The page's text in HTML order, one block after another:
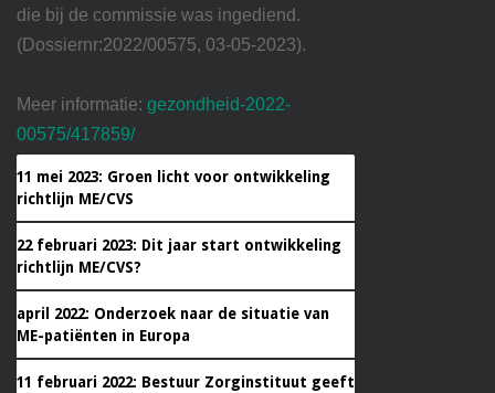
die bij de commissie was ingediend.
(Dossiernr:2022/00575, 03-05-2023).
Meer informatie: gezondheid-2022-
00575/417859/
11 mei 2023: Groen licht voor ontwikkeling
richtlijn ME/CVS
22 februari 2023: Dit jaar start ontwikkeling
richtlijn ME/CVS?
april 2022: Onderzoek naar de situatie van
ME-patiënten in Europa
11 februari 2022: Bestuur Zorginstituut geeft